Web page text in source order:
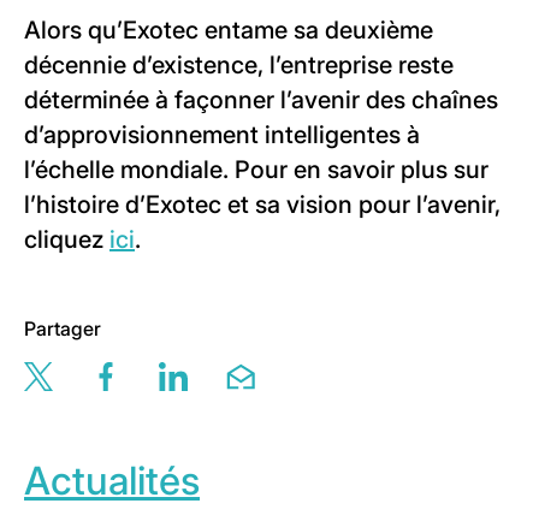
Alors qu’Exotec entame sa deuxième
décennie d’existence, l’entreprise reste
déterminée à façonner l’avenir des chaînes
d’approvisionnement intelligentes à
l’échelle mondiale. Pour en savoir plus sur
l’histoire d’Exotec et sa vision pour l’avenir,
cliquez ici.
Partager
Share this page via twitter
Share this page via facebook
Share this page via linkedin
Share this page via email
Actualités